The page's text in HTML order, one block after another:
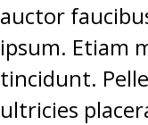
auctor
ipsum. Etiam
tincidunt.
ultricies